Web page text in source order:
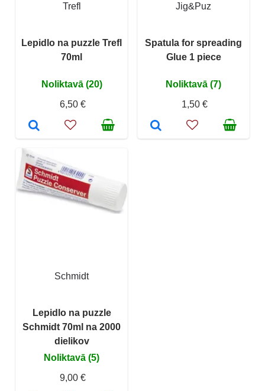
Trefl
Lepidlo na puzzle Trefl
70ml
Noliktavā (20)
6,50 €
Jig&Puz
Spatula for spreading
Glue 1 piece
Noliktavā (7)
1,50 €
Schmidt
Lepidlo na puzzle
Schmidt 70ml na 2000
dielikov
Noliktavā (5)
9,00 €